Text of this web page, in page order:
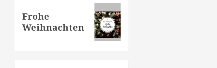
Beitrag:
Frohe
Weihnachten